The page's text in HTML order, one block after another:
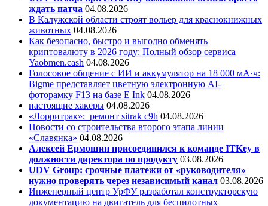
ждать патча 04.08.2026
В Калужской области строят вольер для краснокнижных
животных 04.08.2026
Как безопасно, быстро и выгодно обменять
криптовалюту в 2026 году: Полный обзор сервиса
Yaobmen.cash 04.08.2026
Голосовое общение с ИИ и аккумулятор на 18 000 мА·ч:
Bigme представляет цветную электронную AI-
фоторамку F13 на базе E Ink 04.08.2026
настоящие хакеры 04.08.2026
«Лорритрак»: ремонт sitrak c9h 04.08.2026
Новости со строительства второго этапа линии
«Славянка» 04.08.2026
Алексей Ермошин присоединился к команде ITKey в
должности директора по продукту 03.08.2026
UDV Group: срочные платежи от «руководителя»
нужно проверять через независимый канал 03.08.2026
Инженерный центр УрФУ разработал конструкторскую
документацию на двигатель для беспилотных